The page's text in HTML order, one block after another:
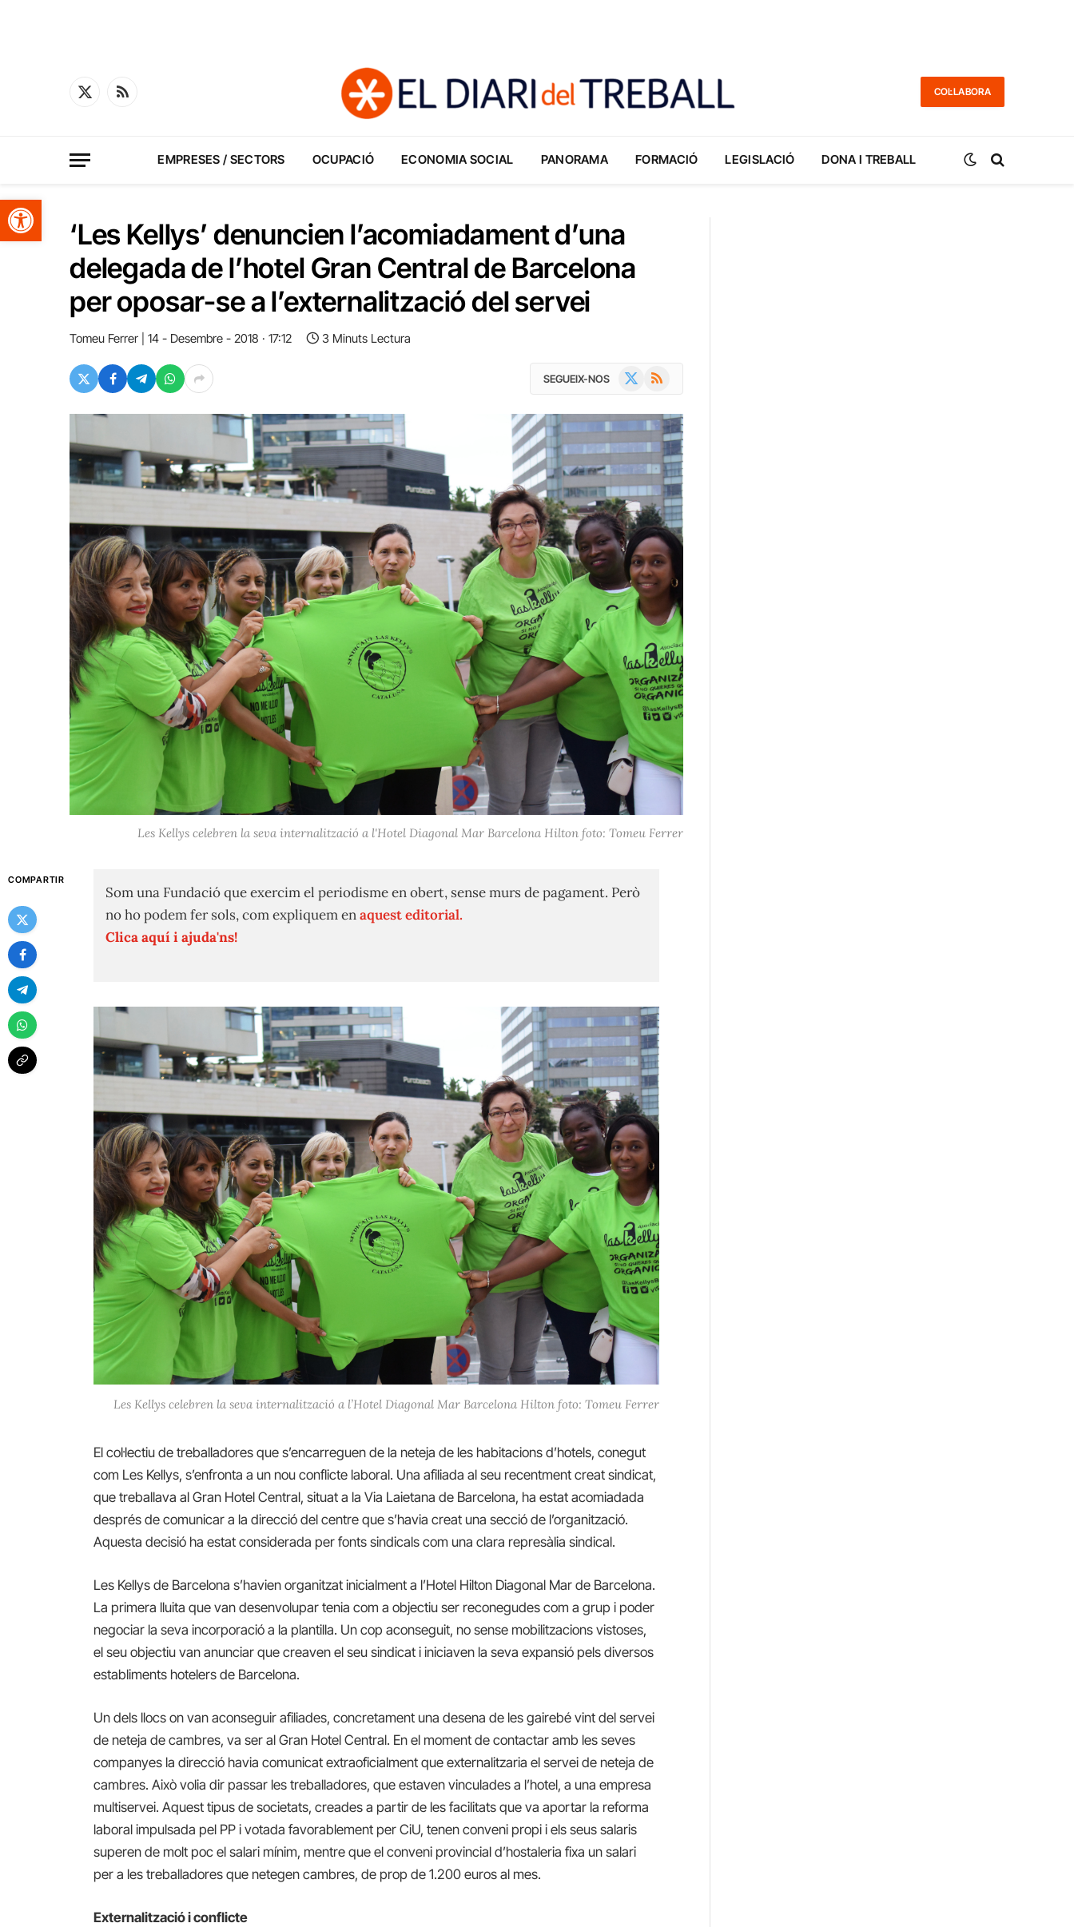
Obre la barra d'eines
X
RSS
COL·LABORA
EMPRESES / SECTORS OCUPACIÓ ECONOMIA SOCIAL PANORAMA FORMACIÓ LEGISLACIÓ DONA I TREBALL
‘Les Kellys’ denuncien l’acomiadament d’una
delegada de l’hotel Gran Central de Barcelona
per oposar-se a l’externalització del servei
Tomeu Ferrer 14 - Desembre - 2018 · 17:12 3 Minuts Lectura
SEGUEIX-NOS RSS
Les Kellys celebren la seva internalització a l'Hotel Diagonal Mar Barcelona Hilton foto: Tomeu Ferrer
COMPARTIR
Som una Fundació que exercim el periodisme en obert, sense murs de pagament. Però
no ho podem fer sols, com expliquem enaquest editorial.
Clica aquí i ajuda'ns!
Les Kellys celebren la seva internalització a l’Hotel Diagonal Mar Barcelona Hilton foto: Tomeu Ferrer
El col·lectiu de treballadores que s’encarreguen de la neteja de les habitacions d’hotels, conegut
com Les Kellys, s’enfronta a un nou conflicte laboral. Una afiliada al seu recentment creat sindicat,
que treballava al Gran Hotel Central, situat a la Via Laietana de Barcelona, ha estat acomiadada
després de comunicar a la direcció del centre que s’havia creat una secció de l’organització.
Aquesta decisió ha estat considerada per fonts sindicals com una clara represàlia sindical.
Les Kellys de Barcelona s’havien organitzat inicialment a l’Hotel Hilton Diagonal Mar de Barcelona.
La primera lluita que van desenvolupar tenia com a objectiu ser reconegudes com a grup i poder
negociar la seva incorporació a la plantilla. Un cop aconseguit, no sense mobilitzacions vistoses,
el seu objectiu van anunciar que creaven el seu sindicat i iniciaven la seva expansió pels diversos
establiments hotelers de Barcelona.
Un dels llocs on van aconseguir afiliades, concretament una desena de les gairebé vint del servei
de neteja de cambres, va ser al Gran Hotel Central. En el moment de contactar amb les seves
companyes la direcció havia comunicat extraoficialment que externalitzaria el servei de neteja de
cambres. Això volia dir passar les treballadores, que estaven vinculades a l’hotel, a una empresa
multiservei. Aquest tipus de societats, creades a partir de les facilitats que va aportar la reforma
laboral impulsada pel PP i votada favorablement per CiU, tenen conveni propi i els seus salaris
superen de molt poc el salari mínim, mentre que el conveni provincial d’hostaleria fixa un salari
per a les treballadores que netegen cambres, de prop de 1.200 euros al mes.
Externalització i conflicte